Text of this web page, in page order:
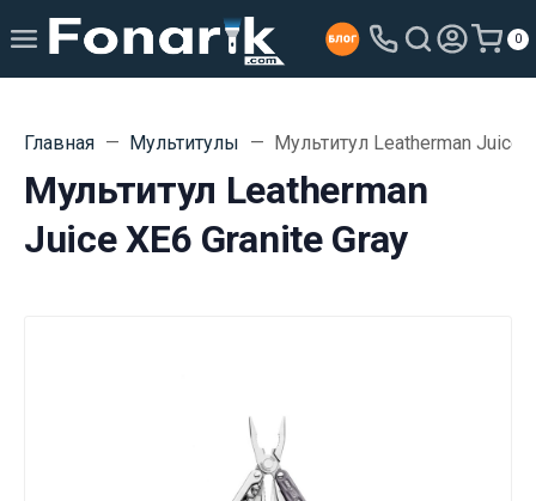
0
Главная Мультитулы Мультитул Leatherman Juice
Мультитул Leatherman
Juice XE6 Granite Gray